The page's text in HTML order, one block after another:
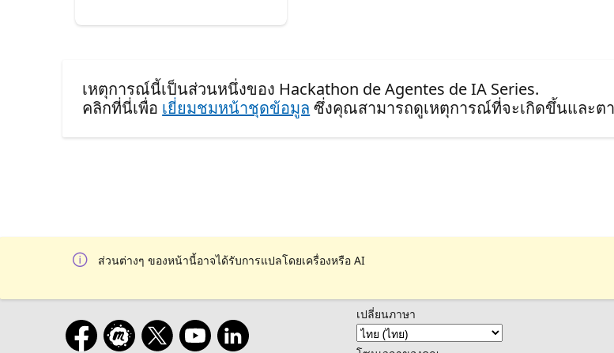
เหตุการณ์นี้เป็นส่วนหนึ่งของ Hackathon de Agentes de IA Series.
คลิกที่นี่เพื่อ เยี่ยมชมหน้าชุดข้อมูล ซึ่งคุณสามารถดูเหตุการณ์ที่จะเกิดขึ้นและต
ส่วนต่างๆ ของหน้านี้อาจได้รับการแปลโดยเครื่องหรือ AI
เปลี่ยนภาษา